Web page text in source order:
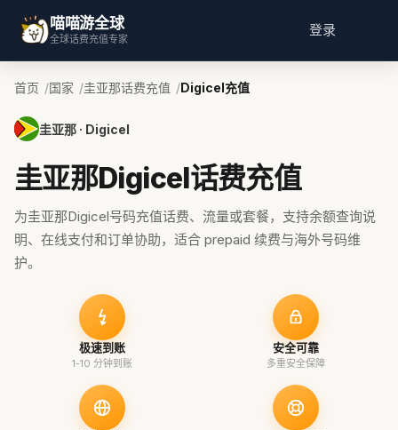
喵喵游全球
全球话费充值专家
登录
首页 国家 圭亚那话费充值 Digicel充值
圭亚那 · Digicel
圭亚那Digicel话费充值
为圭亚那Digicel号码充值话费、流量或套餐，支持余额查询说
明、在线支付和订单协助，适合 prepaid 续费与海外号码维
护。
极速到账
1-10 分钟到账
安全可靠
多重安全保障